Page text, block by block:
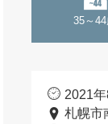
35～
2021
札幌市